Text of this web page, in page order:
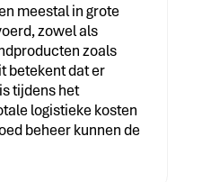
meestal in grote
zowel als
zoals
betekent dat er
tijdens het
logistieke kosten
beheer kunnen de